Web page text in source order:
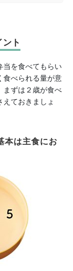
ト
当を食べてもらい
食べられる量が意
まずは２歳が食べ
ておきましょ
本は主食にお